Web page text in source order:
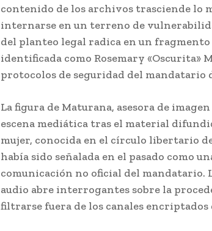
contenido de los archivos trasciende lo
internarse en un terreno de
del planteo legal radica en un
identificada como Rosemary «Oscurita»
protocolos de seguridad del
La figura de Maturana, asesora de
escena mediática tras el material
mujer, conocida en el círculo libertario
había sido señalada en el pasado como
comunicación no oficial del mandatario.
audio abre interrogantes sobre la
filtrarse fuera de los canales